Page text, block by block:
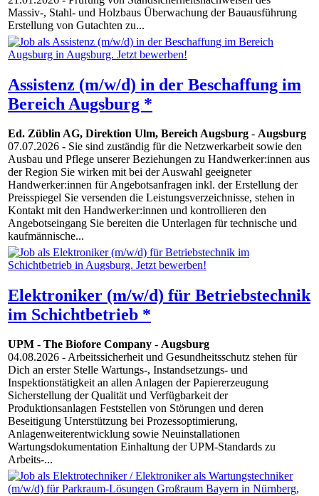
Massiv-, Stahl- und Holzbaus Überwachung der Bauausführung
Erstellung von Gutachten zu...
Assistenz (m/w/d) in der Beschaffung im
Bereich Augsburg *
Ed. Züblin AG, Direktion Ulm, Bereich Augsburg - Augsburg
07.07.2026 - Sie sind zuständig für die Netzwerkarbeit sowie den
Ausbau und Pflege unserer Beziehungen zu Handwerker:innen aus
der Region Sie wirken mit bei der Auswahl geeigneter
Handwerker:innen für Angebotsanfragen inkl. der Erstellung der
Preisspiegel Sie versenden die Leistungsverzeichnisse, stehen in
Kontakt mit den Handwerker:innen und kontrollieren den
Angebotseingang Sie bereiten die Unterlagen für technische und
kaufmännische...
Elektroniker (m/w/d) für Betriebstechnik
im Schichtbetrieb *
UPM - The Biofore Company - Augsburg
04.08.2026 - Arbeitssicherheit und Gesundheitsschutz stehen für
Dich an erster Stelle Wartungs-, Instandsetzungs- und
Inspektionstätigkeit an allen Anlagen der Papiererzeugung
Sicherstellung der Qualität und Verfügbarkeit der
Produktionsanlagen Feststellen von Störungen und deren
Beseitigung Unterstützung bei Prozessoptimierung,
Anlagenweiterentwicklung sowie Neuinstallationen
Wartungsdokumentation Einhaltung der UPM-Standards zu
Arbeits-...